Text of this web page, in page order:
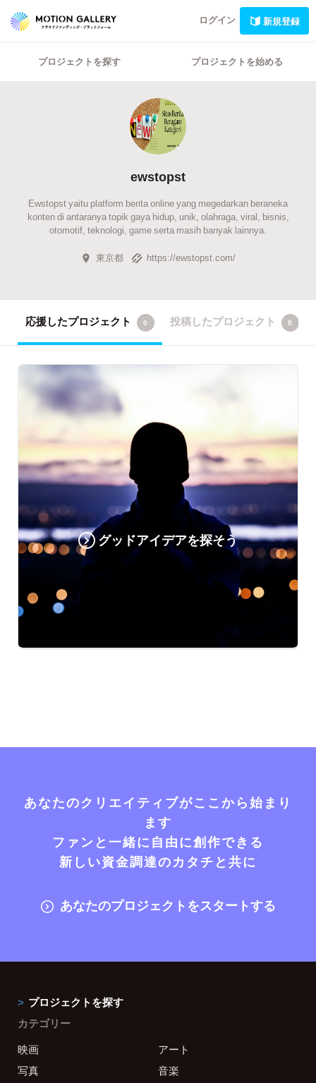
ログイン 新規登録
プロジェクトを探す プロジェクトを始める
ewstopst
Ewstopst yaitu platform berita online yang megedarkan beraneka
konten di antaranya topik gaya hidup, unik, olahraga, viral, bisnis,
otomotif, teknologi, game serta masih banyak lainnya.
東京都 https://ewstopst.com/
応援したプロジェクト 0 投稿したプロジェクト 0
グッドアイデアを探そう
あなたのクリエイティブがここから始まり
ます
ファンと一緒に自由に創作できる
新しい資金調達のカタチと共に
あなたのプロジェクトをスタートする
プロジェクトを探す
カテゴリー
映画
アート
写真
音楽